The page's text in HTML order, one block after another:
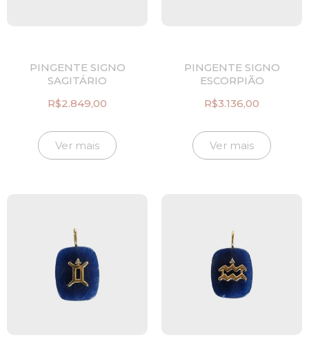
PINGENTE SIGNO
SAGITÁRIO
R$2.849,00
Ver mais
PINGENTE SIGNO
ESCORPIÃO
R$3.136,00
Ver mais